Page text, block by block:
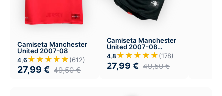
Camiseta Manchester
United 2007-08
4,6 ★★★★★(612)
27,99 € 49,50€
Camiseta Manchester
United 2007-08
Visitante
4,8 ★★★★★(178)
27,99 € 49,50€